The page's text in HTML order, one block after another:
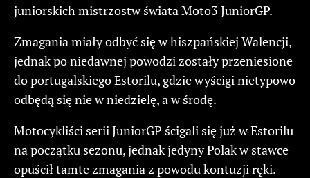
juniorskich mistrzostw świata Moto3 JuniorGP.
Zmagania miały odbyć się w hiszpańskiej Walencji,
jednak po niedawnej powodzi zostały przeniesione
do portugalskiego Estorilu, gdzie wyścigi nietypowo
odbędą się nie w niedzielę, a w środę.
Motocykliści serii JuniorGP ścigali się już w Estorilu
na początku sezonu, jednak jedyny Polak w stawce
opuścił tamte zmagania z powodu kontuzji ręki.